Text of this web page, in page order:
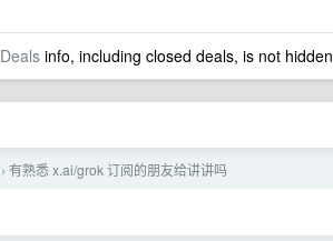
Dealsinfo, including closed deals, is not hidden
› 有熟悉 x.ai/grok 订阅的朋友给讲讲吗